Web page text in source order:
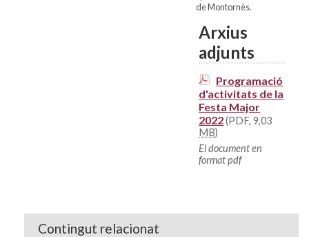
de Montornès.
Arxius
adjunts
Programació
d'activitats de la
Festa Major
2022(PDF, 9,03
MB)
El document en
format pdf
Contingut relacionat